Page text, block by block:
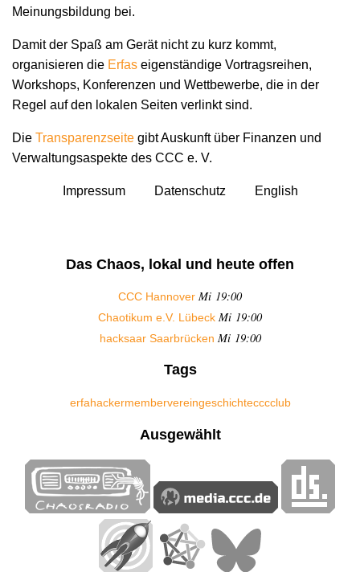
Meinungsbildung bei.
Damit der Spaß am Gerät nicht zu kurz kommt,
organisieren die Erfas eigenständige Vortragsreihen,
Workshops, Konferenzen und Wettbewerbe, die in der
Regel auf den lokalen Seiten verlinkt sind.
Die Transparenzseite gibt Auskunft über Finanzen und
Verwaltungsaspekte des CCC e. V.
Impressum Datenschutz English
Das Chaos, lokal und heute offen
CCC Hannover Mi 19:00
Chaotikum e.V. Lübeck Mi 19:00
hacksaar Saarbrücken Mi 19:00
Tags
erfahackermembervereingeschichtecccclub
Ausgewählt